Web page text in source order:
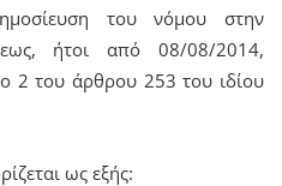
του νόμου στην
ήτοι από 08/08/2014,
2 του άρθρου 253 του ιδίου
ως εξής: